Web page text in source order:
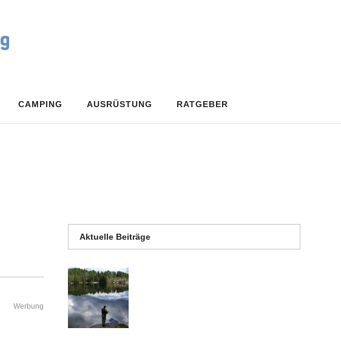
CAMPING AUSRÜSTUNG RATGEBER
Werbung
Aktuelle Beiträge